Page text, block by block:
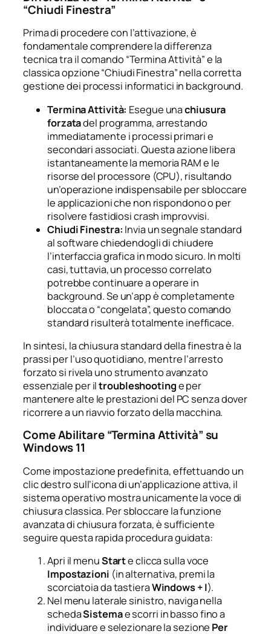
“Chiudi Finestra”
Prima di procedere con l’attivazione, è
fondamentale comprendere la differenza
tecnica tra il comando “Termina Attività” e la
classica opzione “Chiudi Finestra” nella corretta
gestione dei processi informatici in background.
Termina Attività: Esegue unachiusura
forzatadel programma, arrestando
immediatamente i processi primari e
secondari associati. Questa azione libera
istantaneamente la memoria RAM e le
risorse del processore (CPU), risultando
un’operazione indispensabile per sbloccare
le applicazioni che non rispondono o per
risolvere fastidiosi crash improvvisi.
Chiudi Finestra: Invia un segnale standard
al software chiedendogli di chiudere
l’interfaccia grafica in modo sicuro. In molti
casi, tuttavia, un processo correlato
potrebbe continuare a operare in
background. Se un’app è completamente
bloccata o “congelata”, questo comando
standard risulterà totalmente inefficace.
In sintesi, la chiusura standard della finestra è la
prassi per l’uso quotidiano, mentre l’arresto
forzato si rivela uno strumento avanzato
essenziale per iltroubleshootinge per
mantenere alte le prestazioni del PC senza dover
ricorrere a un riavvio forzato della macchina.
Come Abilitare “Termina Attività” su
Windows 11
Come impostazione predefinita, effettuando un
clic destro sull’icona di un’applicazione attiva, il
sistema operativo mostra unicamente la voce di
chiusura classica. Per sbloccare la funzione
avanzata di chiusura forzata, è sufficiente
seguire questa rapida procedura guidata:
Apri il menuStarte clicca sulla voce
Impostazioni (in alternativa, premi la
scorciatoia da tastieraWindows + I).
Nel menu laterale sinistro, naviga nella
schedaSistemae scorri in basso fino a
individuare e selezionare la sezione Per